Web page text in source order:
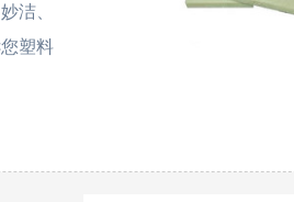
洁、
塑料